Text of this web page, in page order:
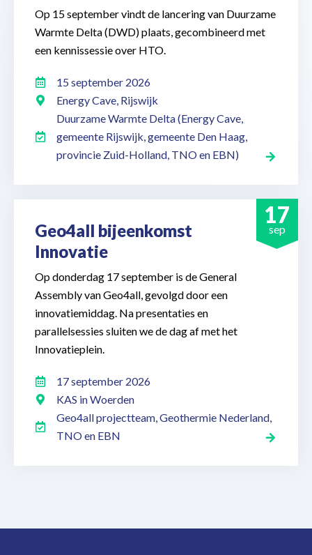
Op 15 september vindt de lancering van Duurzame
Warmte Delta (DWD) plaats, gecombineerd met
een kennissessie over HTO.
15 september 2026
Energy Cave, Rijswijk
Duurzame Warmte Delta (Energy Cave,
gemeente Rijswijk, gemeente Den Haag,
provincie Zuid-Holland, TNO en EBN)
17
sep
Geo4all bijeenkomst
Innovatie
Op donderdag 17 september is de General
Assembly van Geo4all, gevolgd door een
innovatiemiddag. Na presentaties en
parallelsessies sluiten we de dag af met het
Innovatieplein.
17 september 2026
KAS in Woerden
Geo4all projectteam, Geothermie Nederland,
TNO en EBN